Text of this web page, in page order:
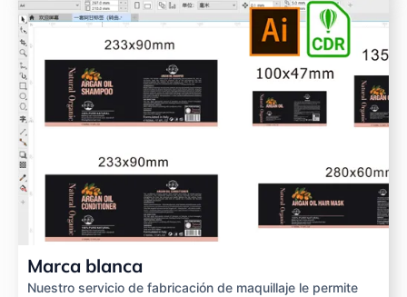
Marca blanca
Nuestro servicio de fabricación de maquillaje le permite